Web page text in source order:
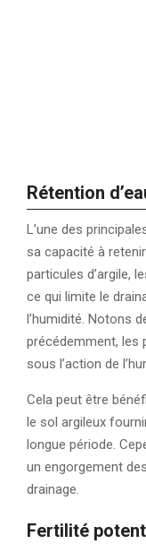
Rétention
L’une des
sa capacité à
particules d’argile,
ce qui limite le
l’humidité. Notons
précédemment, les
sous l’action de
Cela peut être
le sol argileux
longue période.
un engorgement
drainage.
Fertilité